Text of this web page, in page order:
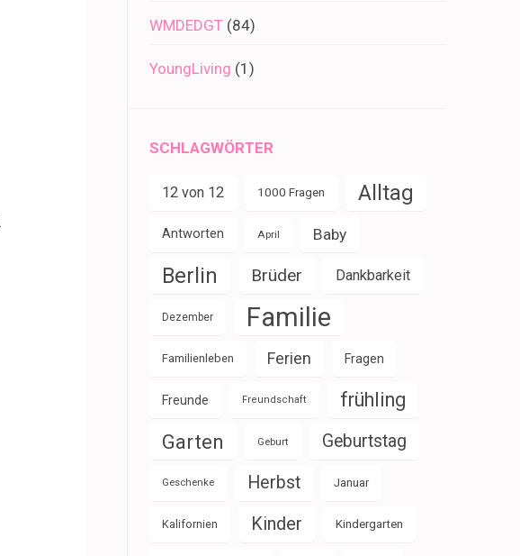
WMDEDGT (84)
YoungLiving (1)
SCHLAGWÖRTER
12 von 12 1000 Fragen Alltag
Antworten April Baby
Berlin Brüder Dankbarkeit
Dezember Familie
Familienleben Ferien Fragen
Freunde Freundschaft frühling
Garten Geburt Geburtstag
Geschenke Herbst Januar
Kalifornien Kinder Kindergarten